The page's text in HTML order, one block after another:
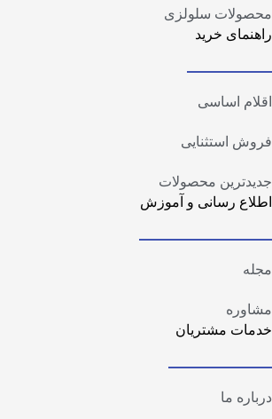
محصولات سلولزی
راهنمای خرید
اقلام اساسی
فروش استثنایی
جدیدترین محصولات
اطلاع رسانی و آموزش
مجله
مشاوره
خدمات مشتریان
درباره ما